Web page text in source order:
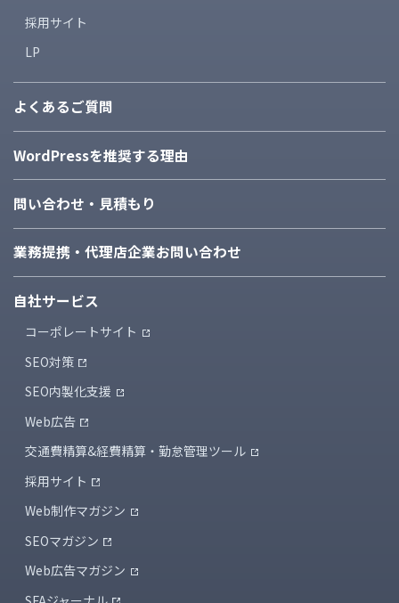
採用サイト
LP
よくあるご質問
WordPressを推奨する理由
問い合わせ・見積もり
業務提携・代理店企業お問い合わせ
自社サービス
コーポレートサイト
SEO対策
SEO内製化支援
Web広告
交通費精算&経費精算・ 勤怠管理ツール
採用サイト
Web制作マガジン
SEOマガジン
Web広告マガジン